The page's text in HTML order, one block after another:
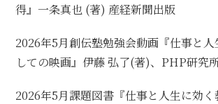
得』一条真也 (著) 産経新聞出版
2026年5月創伝塾勉強会動画『仕事と人
しての映画』伊藤 弘了(著)、PHP研究
2026年5月課題図書『仕事と人生に効